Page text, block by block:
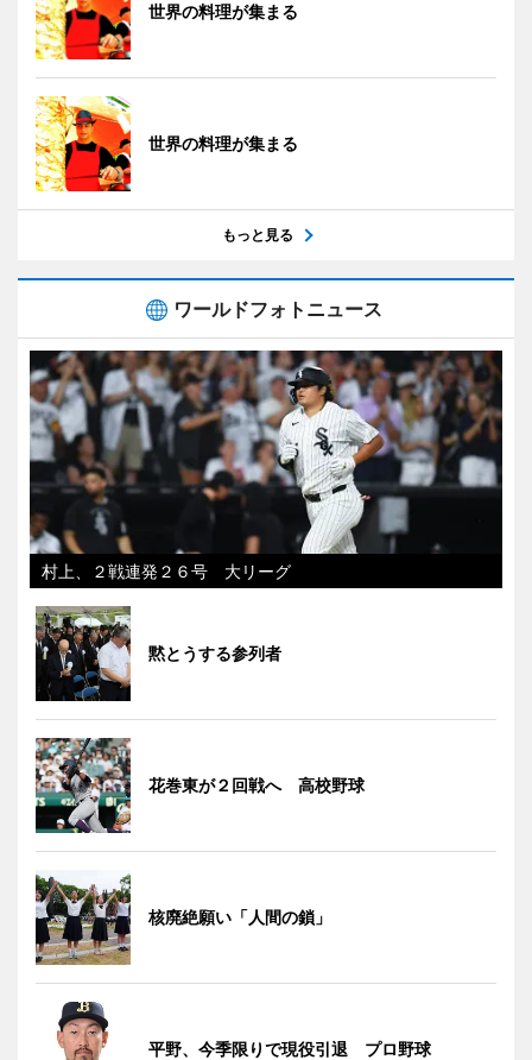
世界の料理が集まる
世界の料理が集まる
もっと見る
ワールドフォトニュース
村上、２戦連発２６号 大リーグ
黙とうする参列者
花巻東が２回戦へ 高校野球
核廃絶願い「人間の鎖」
平野、今季限りで現役引退 プロ野球